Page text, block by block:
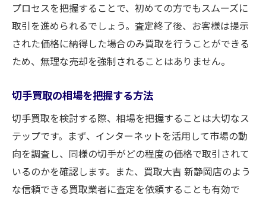
経験豊富なスタッフによる適正査定
静岡市で切手買取のコツを知って賢く取引
賢く切手を売るための知識
交渉時に役立つ知識を紹介
市場動向を理解して得する買取
切手買取の成功事例を分析
損をしないための買取テクニック
静岡市の切手買取で知っておきたい無料査定の
メリット
プロセスを把握することで、初めての方でもスムーズに
取引を進められるでしょう。査定終了後、お客様は提示
された価格に納得した場合のみ買取を行うことができる
ため、無理な売却を強制されることはありません。
切手買取の相場を把握する方法
切手買取を検討する際、相場を把握することは大切なス
テップです。まず、インターネットを活用して市場の動
向を調査し、同様の切手がどの程度の価格で取引されて
いるのかを確認します。また、買取大吉 新静岡店のよう
な信頼できる買取業者に査定を依頼することも有効で